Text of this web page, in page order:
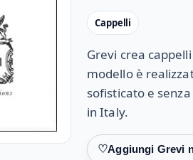
Cappelli
Grevi crea
modello è
sofisticato e
in Italy.
Preferiti